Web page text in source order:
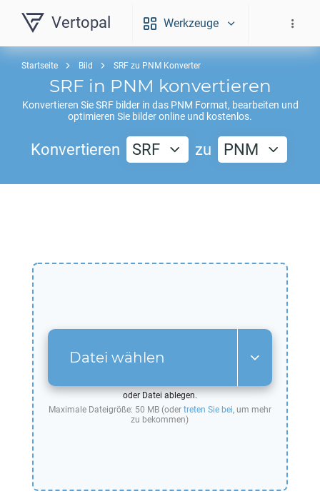
Vertopal Werkzeuge
Startseite Bild SRF zu PNM Konverter
SRF in PNM konvertieren
Konvertieren SieSRFbilder in das PNM Format, bearbeiten und
optimieren Sie bilder online und kostenlos.
Konvertieren SRF zu PNM
Datei wählen
oder Datei ablegen.
Maximale Dateigröße: 50 MB (oder treten Sie bei, um mehr
zu bekommen)